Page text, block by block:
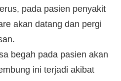
pada pasien penyakit
akan datang dan pergi
begah pada pasien akan
ini terjadi akibat